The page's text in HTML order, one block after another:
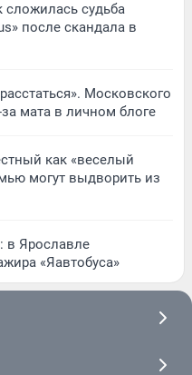
сложилась судьба
после скандала в
Московского
мата в личном блоге
как «веселый
могут выдворить из
в Ярославле
«Яавтобуса»